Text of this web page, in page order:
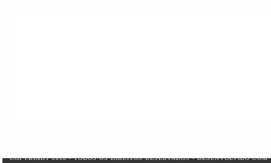
COPYRIGHT 2018 - TODOS OS DIREITOS RESERVADOS - DESENVOLVIDO COM